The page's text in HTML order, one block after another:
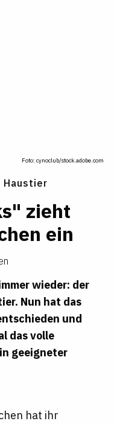
Foto: cynoclub/stock.adobe.com
Haustier
zieht
ein
wieder: der
Nun hat das
und
das volle
geeigneter
hat ihr